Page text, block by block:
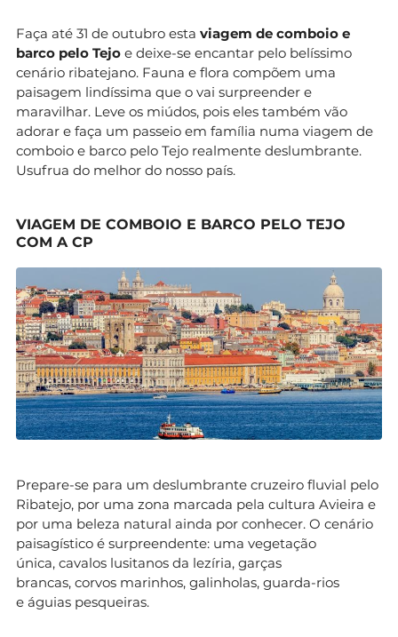
Faça até 31 de outubro esta viagem de comboio e
barco pelo Tejo e deixe-se encantar pelo belíssimo
cenário ribatejano. Fauna e flora compõem uma
paisagem lindíssima que o vai surpreender e
maravilhar. Leve os miúdos, pois eles também vão
adorar e faça um passeio em família numa viagem de
comboio e barco pelo Tejo realmente deslumbrante.
Usufrua do melhor do nosso país.
VIAGEM DE COMBOIO E BARCO PELO TEJO
COM A CP
Prepare-se para um deslumbrante cruzeiro fluvial pelo
Ribatejo, por uma zona marcada pela cultura Avieira e
por uma beleza natural ainda por conhecer. O cenário
paisagístico é surpreendente: uma vegetação
única, cavalos lusitanos da lezíria, garças
brancas, corvos marinhos, galinholas, guarda-rios
e águias pesqueiras.